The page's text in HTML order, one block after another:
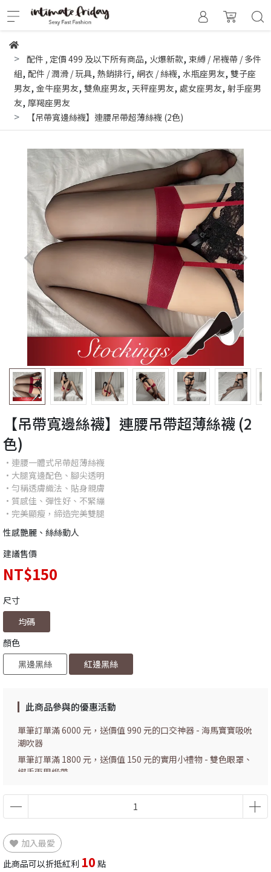
配件 , 定價 499 及以下所有商品, 火爆新款, 束縛 / 吊襪帶 / 多件
組, 配件 / 潤滑 / 玩具, 熱銷排行, 網衣 / 絲襪, 水瓶座男友, 雙子座
男友, 金牛座男友, 雙魚座男友, 天秤座男友, 處女座男友, 射手座男
友, 摩羯座男友
【吊帶寬邊絲襪】連腰吊帶超薄絲襪 (2色)
【吊帶寬邊絲襪】連腰吊帶超薄絲襪 (2
色)
•連腰一體式吊帶超薄絲襪
•大腿寬邊配色、腳尖透明
•勻稱透膚織法、貼身親膚
•質感佳、彈性好、不緊繃
•完美顯瘦，締造完美雙腿
性感艷麗、絲絲動人
建議售價
NT$150
尺寸
均碼
顏色
黑邊黑絲
紅邊黑絲
此商品參與的優惠活動
單筆訂單滿 6000 元，送價值 990 元的口交神器 - 海馬寶寶吸吮
潮吹器
單筆訂單滿 1800 元，送價值 150 元的實用小禮物 - 雙色眼罩、
綁手兩用緞帶
加入最愛
此商品可以折抵紅利 10 點